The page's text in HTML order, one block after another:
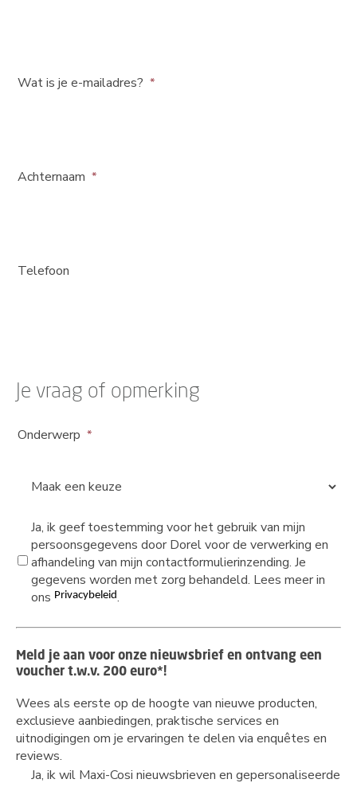
Wat is je e-mailadres?
Achternaam
Telefoon
Je vraag of opmerking
Onderwerp
Ja, ik geef toestemming voor het gebruik van mijn
persoonsgegevens door Dorel voor de verwerking en
afhandeling van mijn contactformulierinzending. Je
gegevens worden met zorg behandeld. Lees meer in
ons Privacybeleid.
Meld je aan voor onze nieuwsbrief en ontvang een
voucher t.w.v. 200 euro*!
Wees als eerste op de hoogte van nieuwe producten,
exclusieve aanbiedingen, praktische services en
uitnodigingen om je ervaringen te delen via enquêtes en
reviews.
Ja, ik wil Maxi-Cosi nieuwsbrieven en gepersonaliseerde